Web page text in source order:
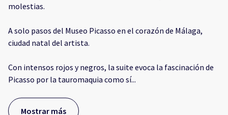
molestias.
A solo pasos del Museo Picasso en el corazón de Málaga,
ciudad natal del artista.
Con intensos rojos y negros, la suite evoca la fascinación de
Picasso por la tauromaquia como sí...
Mostrar más